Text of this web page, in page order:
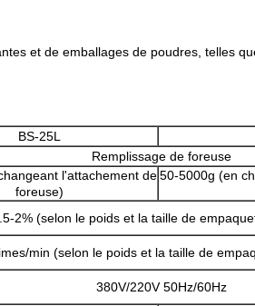
et de emballages de poudres, telles
BS-25L
Remplissage de foreuse
l'attachement de
foreuse)
50-5000g (en
2% (selon le poids et la taille de
min (selon le poids et la taille de
380V/220V 50Hz/60Hz